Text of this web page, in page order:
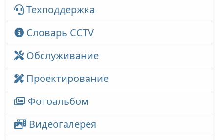
Техподдержка
Словарь CCTV
Обслуживание
Проектирование
Фотоальбом
Видеогалерея